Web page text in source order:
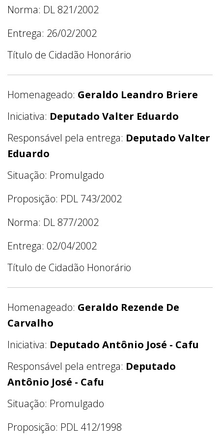
Norma: DL 821/2002
Entrega: 26/02/2002
Título de Cidadão Honorário
Homenageado: Geraldo Leandro Briere
Iniciativa: Deputado Valter Eduardo
Responsável pela entrega: Deputado Valter
Eduardo
Situação: Promulgado
Proposição: PDL 743/2002
Norma: DL 877/2002
Entrega: 02/04/2002
Título de Cidadão Honorário
Homenageado: Geraldo Rezende De
Carvalho
Iniciativa: Deputado Antônio José - Cafu
Responsável pela entrega: Deputado
Antônio José - Cafu
Situação: Promulgado
Proposição: PDL 412/1998